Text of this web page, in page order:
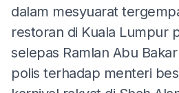
dalam mesyuarat
restoran di Kuala Lumpur
selepas Ramlan Abu
polis terhadap menteri